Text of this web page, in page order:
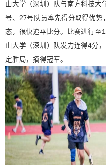
山大学（深圳）队与南方科技大
号、27号队员率先得分取得优势
态，很快追平比分。比赛进行至
山大学（深圳）队发力连得4分
定胜局，摘得冠军。